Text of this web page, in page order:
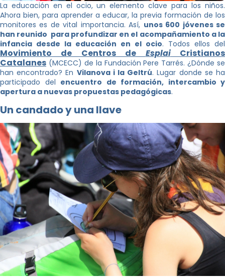
La educación en el ocio, un elemento clave para los niños.
Ahora bien, para aprender a educar, la previa formación de los
monitores es de vital importancia. Así, unos 600 jóvenes se
han reunido para profundizar en el acompañamiento a la
infancia desde la educación en el ocio. Todos ellos del
Movimiento de Centros de EsplaiCristianos
Catalanes (MCECC) de la Fundación Pere Tarrés. ¿Dónde se
han encontrado? En Vilanova i la Geltrú. Lugar donde se ha
participado del encuentro de formación, intercambio y
apertura a nuevas propuestas pedagógicas.
Un candado y una llave